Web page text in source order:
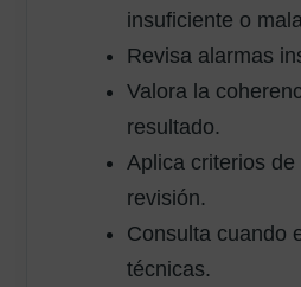
insuficiente o
Revisa alarmas
Valora la
resultado.
Aplica criterios de
revisión.
Consulta cuando
técnicas.